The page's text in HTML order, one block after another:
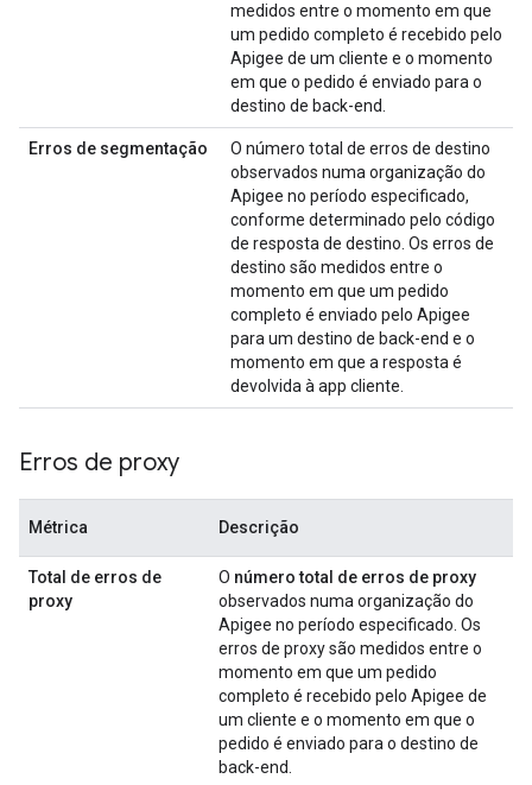
medidos entre o momento em que
um pedido completo é recebido pelo
Apigee de um cliente e o momento
em que o pedido é enviado para o
destino de back-end.
Erros de segmentação
O número total de erros de destino
observados numa organização do
Apigee no período especificado,
conforme determinado pelo código
de resposta de destino. Os erros de
destino são medidos entre o
momento em que um pedido
completo é enviado pelo Apigee
para um destino de back-end e o
momento em que a resposta é
devolvida à app cliente.
Erros de proxy
Métrica Descrição
Total de erros de
proxy
O número total de erros de proxy
observados numa organização do
Apigee no período especificado. Os
erros de proxy são medidos entre o
momento em que um pedido
completo é recebido pelo Apigee de
um cliente e o momento em que o
pedido é enviado para o destino de
back-end.